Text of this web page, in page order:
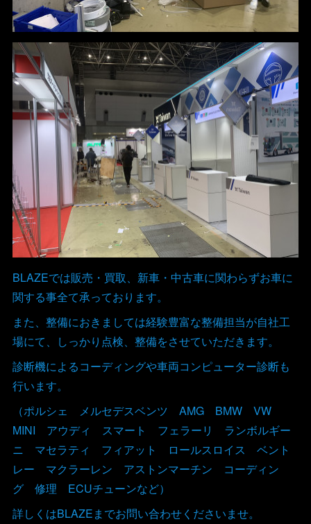
BLAZEでは販売・買取、新車・中古車に関わらずお車に
関する事全て承っております。
また、整備におきましては経験豊富な整備担当が自社工
場にて、しっかり点検、整備をさせていただきます。
診断機によるコーディングや車両コンピューター診断も
行います。
（ポルシェ メルセデスベンツ AMG BMW VW
MINI アウディ スマート フェラーリ ランボルギー
ニ マセラティ フィアット ロールスロイス ベント
レー マクラーレン アストンマーチン コーディン
グ 修理 ECUチューンなど）
詳しくはBLAZEまでお問い合わせくださいませ。